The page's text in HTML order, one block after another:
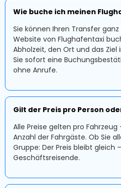
Wie buche ich meinen
Sie können Ihren Transfer
Website von Flughafentaxi
Abholzeit, den Ort und das
Sie sofort eine
ohne Anrufe.
Gilt der Preis pro Person
Alle Preise gelten pro
Anzahl der Fahrgäste. Ob Sie
Gruppe: Der Preis bleibt gleich
Geschäftsreisende.